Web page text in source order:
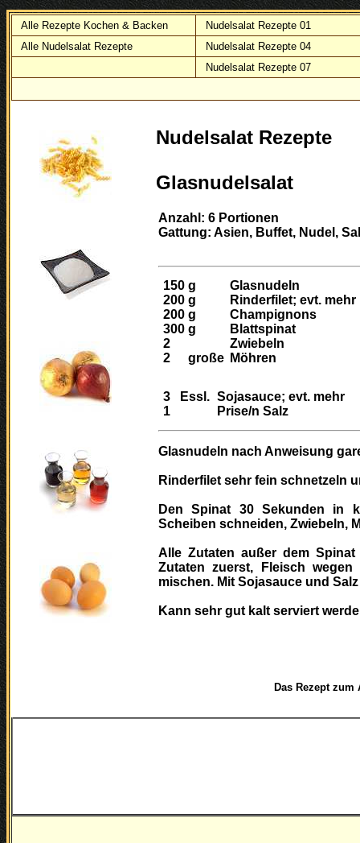
Alle Rezepte Kochen & Backen
Nudelsalat Rezepte 01
Alle Nudelsalat Rezepte
Nudelsalat Rezepte 04
Nudelsalat Rezepte 07
Nudelsalat Rezepte
Glasnudelsalat
Anzahl: 6 Portionen
Gattung: Asien, Buffet, Nudel,
150
200
200
300
2
2
g
g
g
g
große
Glasnudeln
Rinderfilet; evt. mehr
Champignons
Blattspinat
Zwiebeln
Möhren
3
1
Essl. Sojasauce; evt. mehr
Prise/n Salz
Glasnudeln nach Anweisung
Rinderfilet sehr fein schnetzeln
Den Spinat 30 Sekunden in
Scheiben schneiden, Zwiebeln,
Alle Zutaten außer dem
Zutaten zuerst, Fleisch
mischen. Mit Sojasauce und
Kann sehr gut kalt serviert
Das Rezept zum